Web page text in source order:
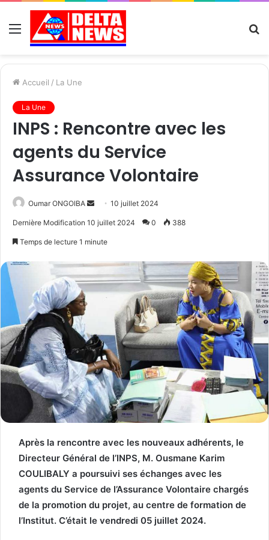
Menu
Accueil / La Une
La Une
INPS : Rencontre avec les
agents du Service
Assurance Volontaire
Oumar ONGOIBA
Send10 juillet 2024
Dernière Modification 10 juillet 2024 0 388
Temps de lecture 1 minute
Après la rencontre avec les nouveaux adhérents, le
Directeur Général de l’INPS, M. Ousmane Karim
COULIBALY a poursuivi ses échanges avec les
agents du Service de l’Assurance Volontaire chargés
de la promotion du projet, au centre de formation de
l’Institut. C’était le vendredi 05 juillet 2024.